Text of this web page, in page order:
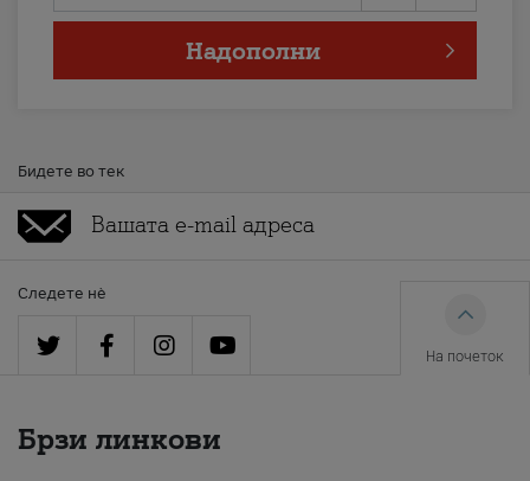
Надополни
Бидете во тек
Следете нè
На почеток
Брзи линкови